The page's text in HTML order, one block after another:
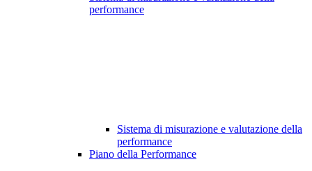
performance
Sistema di misurazione e valutazione della
performance
Piano della Performance